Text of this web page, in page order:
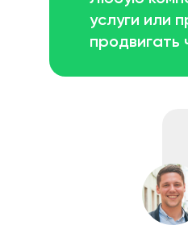
услуги или
продвигать